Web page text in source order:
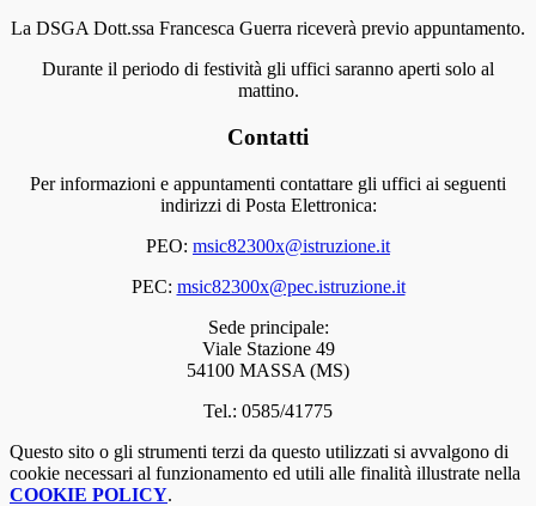
La DSGA Dott.ssa Francesca Guerra riceverà previo appuntamento.
Durante il periodo di festività gli uffici saranno aperti solo al
mattino.
Contatti
Per informazioni e appuntamenti contattare gli uffici ai seguenti
indirizzi di Posta Elettronica:
PEO: msic82300x@istruzione.it
PEC: msic82300x@pec.istruzione.it
Sede principale:
Viale Stazione 49
54100 MASSA (MS)
Tel.: 0585/41775
Questo sito o gli strumenti terzi da questo utilizzati si avvalgono di
cookie necessari al funzionamento ed utili alle finalità illustrate nella
COOKIE POLICY.